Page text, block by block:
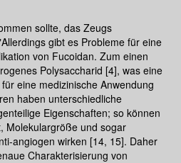
sollte, das Zeugs
gibt es Probleme für eine
von Fucoidan. Zum einen
Polysaccharid [4], was eine
eine medizinische Anwendung
haben unterschiedliche
Eigenschaften; so können
Molekulargröße und sogar
angiogen wirken [14, 15]. Daher
Charakterisierung von